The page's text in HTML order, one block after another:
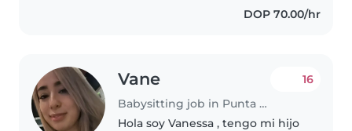
DOP 70.00/hr
Vane
Babysitting job in Punta Cana
16
Hola soy Vanessa , tengo mi hijo